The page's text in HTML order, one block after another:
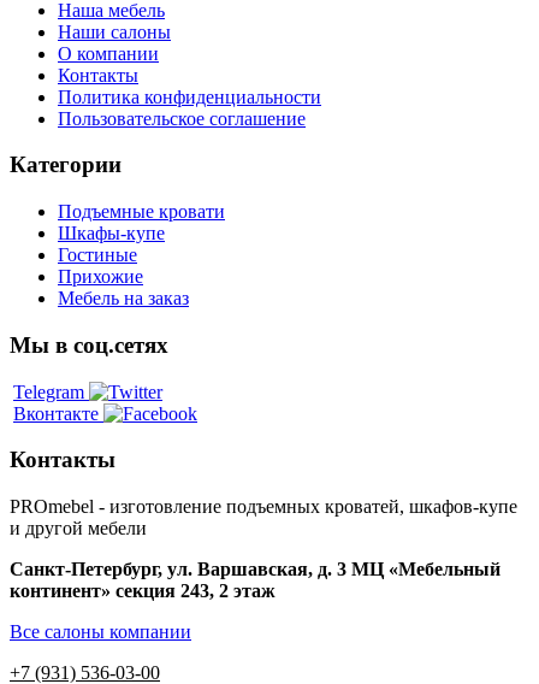
Наша мебель
Наши салоны
О компании
Контакты
Политика конфиденциальности
Пользовательское соглашение
Категории
Подъемные кровати
Шкафы-купе
Гостиные
Прихожие
Мебель на заказ
Мы в соц.сетях
Telegram
Вконтакте
Контакты
PROmebel - изготовление подъемных кроватей, шкафов-купе
и другой мебели
Санкт-Петербург, ул. Варшавская, д. 3 МЦ «Мебельный
континент» секция 243, 2 этаж
Все салоны компании
+7 (931) 536-03-00